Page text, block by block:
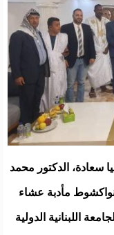
سعادة، الدكتور محمد
مأدبة عشاء
اللبنانية الدولية